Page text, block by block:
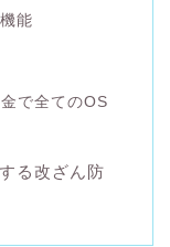
能
で全てのOS
る改ざん防